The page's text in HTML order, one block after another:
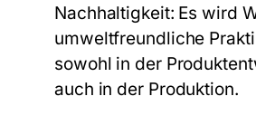
Nachhaltigkeit: Es wird
umweltfreundliche
sowohl in der
auch in der Produktion.